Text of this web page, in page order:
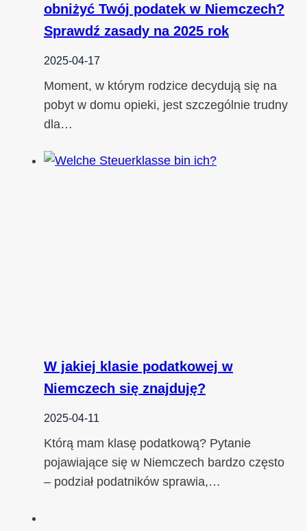
obniżyć Twój podatek w Niemczech?
Sprawdź zasady na 2025 rok
2025-04-17
Moment, w którym rodzice decydują się na
pobyt w domu opieki, jest szczególnie trudny
dla…
W jakiej klasie podatkowej w
Niemczech się znajduję?
2025-04-11
Którą mam klasę podatkową? Pytanie
pojawiające się w Niemczech bardzo często
– podział podatników sprawia,…